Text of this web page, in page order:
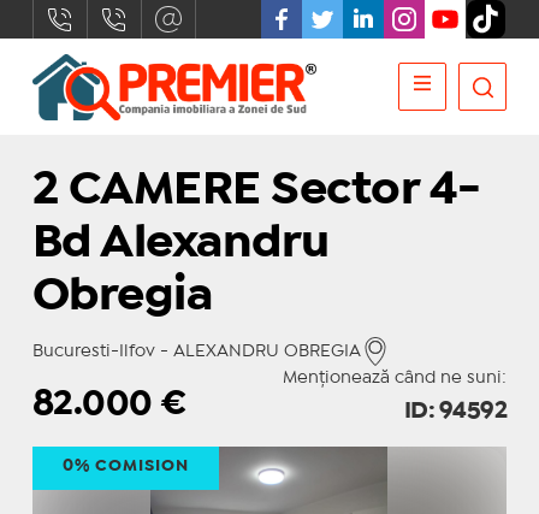
2 CAMERE Sector 4-
Bd Alexandru
Obregia
Bucuresti-Ilfov - ALEXANDRU OBREGIA
Menționează când ne suni:
82.000€ ID: 94592
0% COMISION